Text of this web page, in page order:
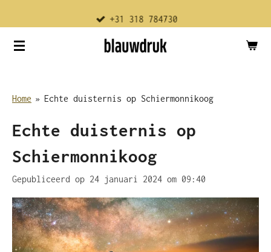
direct
naar
+31 318 784730
Home » Echte duisternis op Schiermonnikoog
Echte duisternis op
Schiermonnikoog
Gepubliceerd op 24 januari 2024 om 09:40